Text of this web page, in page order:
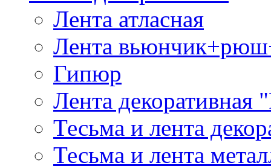
Лента атласная
Лента
Гипюр
Лента декоративная
Тесьма и лента
Тесьма и лента